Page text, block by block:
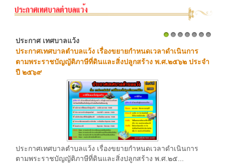
ประกาศ เทศบาลแว้ง
ประกาศเทศบาลตำบลแว้ง เรื่องขยายกำหนดเวลาดำเนินการ
ตามพระราชบัญญัติภาษีที่ดินและสิ่งปลูกสร้าง พ.ศ.๒๕๖๒ ประจำ
ปี ๒๕๖๙
ประกาศเทศบาลตำบลแว้ง เรื่องขยายกำหนดเวลาดำเนินการ
ตามพระราชบัญญัติภาษีที่ดินและสิ่งปลูกสร้าง พ.ศ.๒๕...